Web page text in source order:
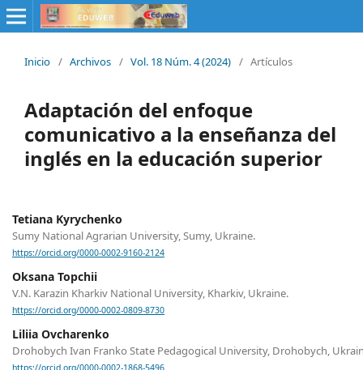
Inicio / Archivos / Vol. 18 Núm. 4 (2024) / Artículos
Adaptación del enfoque
comunicativo a la enseñanza del
inglés en la educación superior
Tetiana Kyrychenko
Sumy National Agrarian University, Sumy, Ukraine.
https://orcid.org/0000-0002-9160-2124
Oksana Topchii
V.N. Karazin Kharkiv National University, Kharkiv, Ukraine.
https://orcid.org/0000-0002-0809-8730
Liliia Ovcharenko
Drohobych Ivan Franko State Pedagogical University, Drohobych,